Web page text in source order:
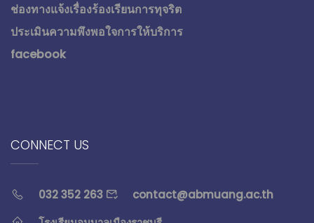
ช่องทางแจ้งเรื่องร้องเรียนการทุจริต
ประเมินความพึงพอใจการให้บริการ
facebook
CONNECT US
032 352 263
contact@abmuang.ac.th